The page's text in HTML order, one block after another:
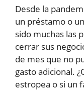
Desde la
un préstamo o
sido muchas las
cerrar sus
de mes que no
gasto adicional.
estropea o si un